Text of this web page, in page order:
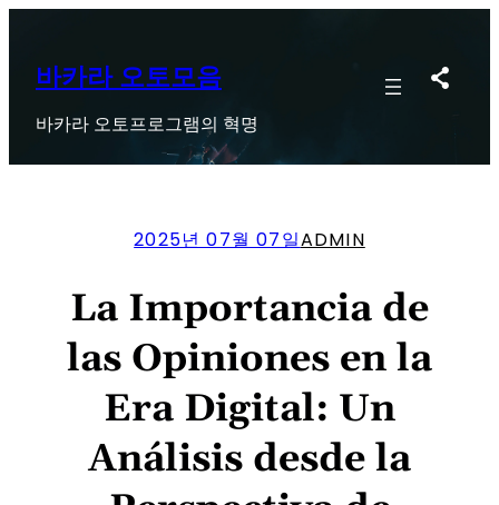
바카라 오토모음
바카라 오토프로그램의 혁명
2025년 07월 07일ADMIN
La Importancia de
las Opiniones en la
Era Digital: Un
Análisis desde la